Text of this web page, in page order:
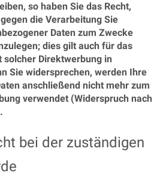
so haben Sie das Recht,
die Verarbeitung Sie
Daten zum Zwecke
dies gilt auch für das
Direktwerbung in
Sie widersprechen, werden Ihre
anschließend nicht mehr zum
verwendet (Widerspruch nach
bei der zuständigen